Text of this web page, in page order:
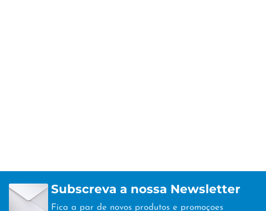
Subscreva a nossa Newsletter
Fica a par de novos produtos e promoçoes